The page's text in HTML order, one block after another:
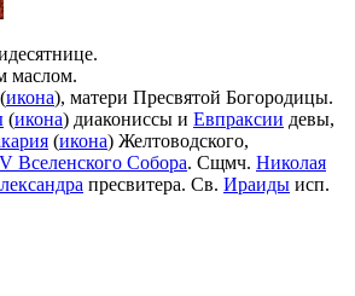
маслом.
(икона), матери Пресвятой Богородицы.
(икона) диакониссы и Евпраксии девы,
(икона) Желтоводского,
V Вселенского Собора. Сщмч. Николая
пресвитера. Св. Ираиды исп.